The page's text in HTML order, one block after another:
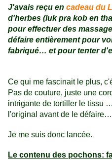
J'avais reçu en cadeau du
d'herbes (luk pra kob en
pour effectuer des
défaire entièrement pour
fabriqué… et pour tenter
Ce qui me fascinait le plus,
Pas de couture, juste une
intrigante de tortiller le tissu
l'original avant de le défaire…
Je me suis donc lancée.
Le contenu des pochons: